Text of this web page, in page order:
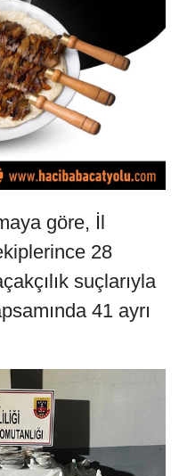
göre, İl
28
suçlarıyla
41 ayrı